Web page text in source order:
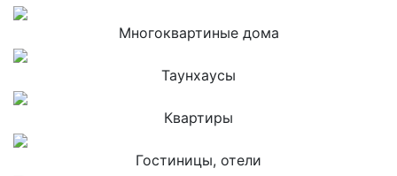
Многоквартиные дома
Таунхаусы
Квартиры
Гостиницы, отели